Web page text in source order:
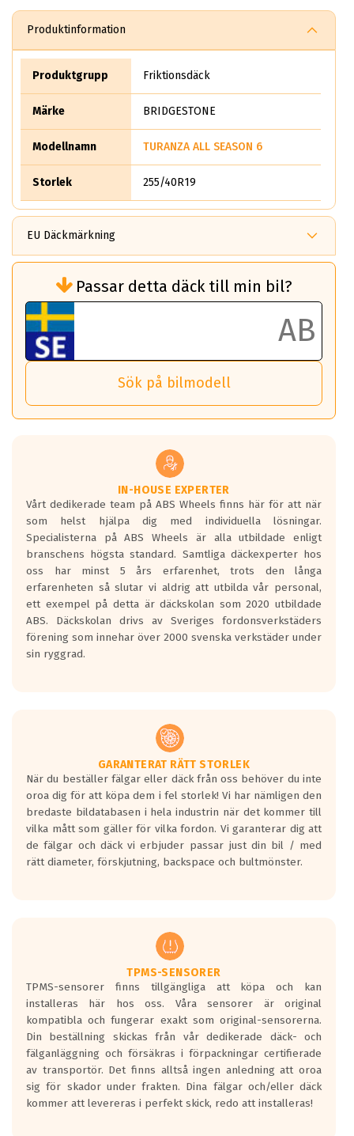
Produktinformation
Produktgrupp Friktionsdäck
Märke BRIDGESTONE
Modellnamn TURANZA ALL SEASON 6
Storlek 255/40R19
EU Däckmärkning
bränsleförbrukningen)
Det ska vara en betygsskala från klass A
till G för rullmotstånd.
Ett klass A däck kommer ha 6,5% bättre
bränsleförbrukning än ett klass G däck.
Det betyder att om man kör 10,000 km,
så sparar man 50 liter bränsle med ett
vilken körstil du använder.
Våtgrepp egenskaper:
Betygsskalan är satt A till F. Där A påvisar
den kortaste bromssträckan och F är den
längsta.
Inga D eller G betyg delas ut för
personbilar och lätta lastbilar.
Betyget sätts efter ett test där däcken
skall bromsa in på en väg där det ligger
0.5-1.5 mm vatten.
I 80km/h kommer skillnaden på
Vid körning i över 50km/h brukar
rullmotståndets ljud överträffa
motorljudet.
På däckmärkningen kommer det finnas
en symbol av ett däck med vågar. Hög
bullernivå markeras med svarta vågor
medans de vita vågorna påvisar om det är
ett tyst däck.
regelverket som introduceras år 2016.
Ett däck med två svarta vågor är redan
godkända för år 2016 nya regelverk.
Ett däck med en svart våg kommer vara
minst tre decibel tystare än det
regelverk som börjar gälla 2016.
Passar detta däck till min bil?
Sök på bilmodell
IN-HOUSE EXPERTER
Vårt dedikerade team på ABS Wheels finns här för att när
som helst hjälpa dig med individuella lösningar.
Specialisterna på ABS Wheels är alla utbildade enligt
branschens högsta standard. Samtliga däckexperter hos
oss har minst 5 års erfarenhet, trots den långa
erfarenheten så slutar vi aldrig att utbilda vår personal,
ett exempel på detta är däckskolan som 2020 utbildade
ABS. Däckskolan drivs av Sveriges fordonsverkstäders
förening som innehar över 2000 svenska verkstäder under
sin ryggrad.
GARANTERAT RÄTT STORLEK
När du beställer fälgar eller däck från oss behöver du inte
oroa dig för att köpa dem i fel storlek! Vi har nämligen den
bredaste bildatabasen i hela industrin när det kommer till
vilka mått som gäller för vilka fordon. Vi garanterar dig att
de fälgar och däck vi erbjuder passar just din bil / med
rätt diameter, förskjutning, backspace och bultmönster.
TPMS-SENSORER
TPMS-sensorer finns tillgängliga att köpa och kan
installeras här hos oss. Våra sensorer är original
kompatibla och fungerar exakt som original-sensorerna.
Din beställning skickas från vår dedikerade däck- och
fälganläggning och försäkras i förpackningar certifierade
av transportör. Det finns alltså ingen anledning att oroa
sig för skador under frakten. Dina fälgar och/eller däck
kommer att levereras i perfekt skick, redo att installeras!